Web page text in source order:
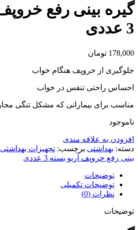
گیره بینی رفع
3 عددی
178,000 تومان
جلوگیری از خروپف هنگام خواب
احساس راحتی تنفس در خواب
مناسب برای بیمارانی که مشکل تنگی
ناموجود
افزودن به علاقه مندی
دسته: بهداشتی برچسب: تجهیزات بهداشتی
بینی رفع خروپف آریو بسته 3 عددی
توضیحات
توضیحات تکمیلی
نظرات (0)
توضیحات